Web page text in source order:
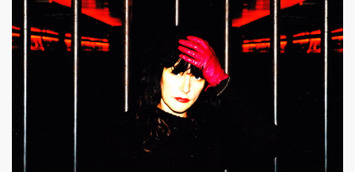
dans "STUDIO CINE LIVE MAGAZINE" (fevrier 2010).
dans "OPEN MAG" (decembre 2009 - janvier 2010).
dans "PARIS MATCH" (23 decembre 2009).
dans "ACCORDEON ET ACCORDEONISTES" (janvier
par JEAN-WILLIAM THOURY dans "JUKE BOX